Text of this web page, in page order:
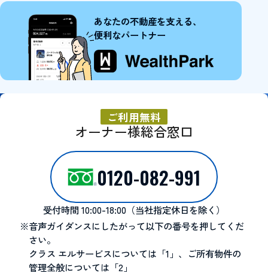
あなたの不動産を支える、
便利なパートナー
ご利用無料
オーナー様総合窓口
0120-082-991
受付時間 10:00-18:00（当社指定休日を除く）
※音声ガイダンスにしたがって以下の番号を押してくだ
さい。
クラス エルサービスについては「1」、ご所有物件の
管理全般については「2」